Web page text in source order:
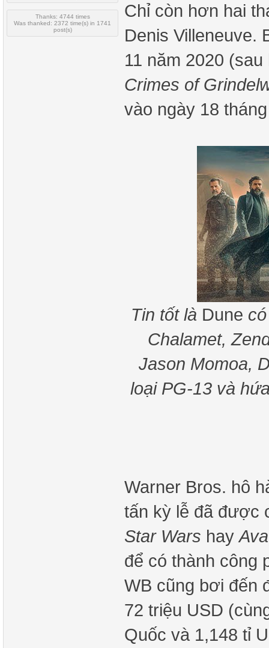
Thanks: 4744 times
Was thanked: 2372 time(s) in 1741
post(s)
Chỉ còn hơn hai
Denis Villeneuve.
11 năm 2020
Crimes of
vào ngày 18
Tin tốt là Dune
Chalamet,
Jason Momoa,
loại PG-13 và
Warner Bros. hô
tấn kỳ lễ đã được
Star Wars hay
để có thành công
WB cũng bơi đến
72 triệu USD
Quốc và 1,148 tỉ